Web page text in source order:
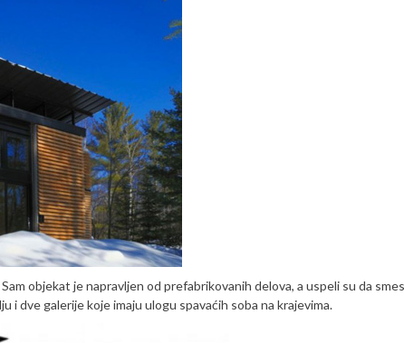
objekat je napravljen od prefabrikovanih delova, a uspeli su da
i dve galerije koje imaju ulogu spavaćih soba na krajevima.